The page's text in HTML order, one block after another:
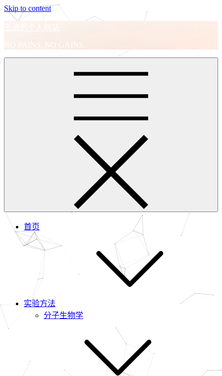
Skip to content
王进的个人网站
NO PAINS, NO GAINS.
首页
实验方法
分子生物学